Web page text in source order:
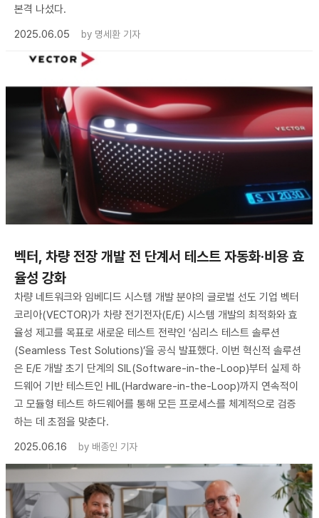
본격 나섰다.
2025.06.05
by 명세환 기자
벡터, 차량 전장 개발 전 단계서 테스트 자동화·비용 효
율성 강화
차량 네트워크와 임베디드 시스템 개발 분야의 글로벌 선도 기업 벡터
코리아(VECTOR)가 차량 전기전자(E/E) 시스템 개발의 최적화와 효
율성 제고를 목표로 새로운 테스트 전략인 ‘심리스 테스트 솔루션
(Seamless Test Solutions)’을 공식 발표했다. 이번 혁신적 솔루션
은 E/E 개발 초기 단계의 SIL(Software-in-the-Loop)부터 실제 하
드웨어 기반 테스트인 HIL(Hardware-in-the-Loop)까지 연속적이
고 모듈형 테스트 하드웨어를 통해 모든 프로세스를 체계적으로 검증
하는 데 초점을 맞춘다.
2025.06.16
by 배종인 기자